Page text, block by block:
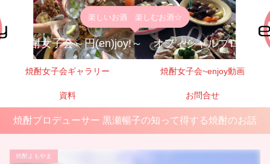
楽しいお酒 楽しむお酒☆
焼酎女子会～円(en)joy!～ オフィシャルブログ
焼酎女子会ギャラリー 焼酎女子会~enjoy動画
資料 お問合せ
焼酎プロデューサー 黒瀬暢子の知って得する焼酎のお話
焼酎よもやま